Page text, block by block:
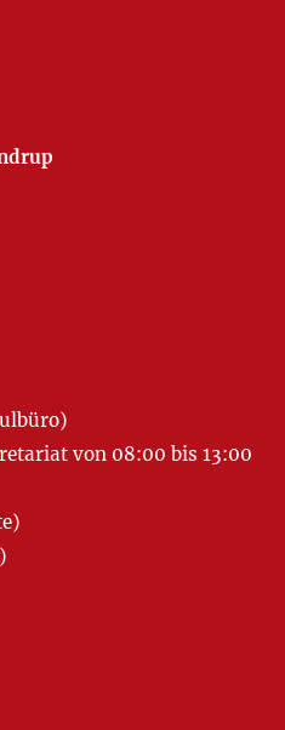
von 08:00 bis 13:00